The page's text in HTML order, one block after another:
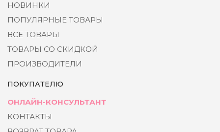
НОВИНКИ
ПОПУЛЯРНЫЕ ТОВАРЫ
ВСЕ ТОВАРЫ
ТОВАРЫ СО СКИДКОЙ
ПРОИЗВОДИТЕЛИ
ПОКУПАТЕЛЮ
ОНЛАЙН-КОНСУЛЬТАНТ
КОНТАКТЫ